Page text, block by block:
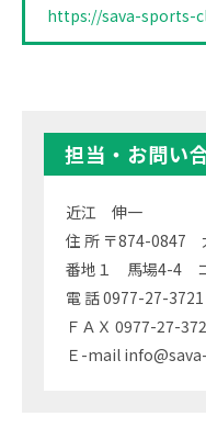
https://sava-sports-
担当・お問い
近江 伸一
住 所 〒874-0847
番地１ 馬場4-4
電 話 0977-27-3721
ＦＡＸ 0977-27-
Ｅ-mail